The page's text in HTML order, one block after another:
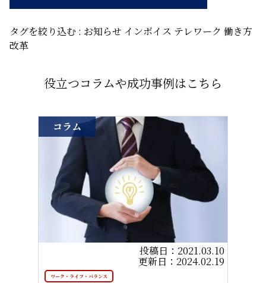
タグを絞り込む : お知らせ インボイス テレワーク 働き方
改革
役立つコラムや成功事例はこちら
コラム
2021.03.10
2024.02.19
ワーク・ライフ・バランス